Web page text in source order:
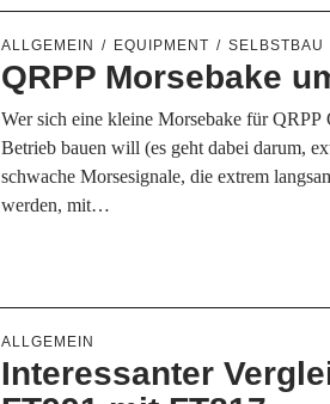
ALLGEMEIN EQUIPMENT SELBSTBAU
QRPP Morsebake
Wer sich eine kleine Morsebake für QRPP
Betrieb bauen will (es geht dabei darum,
schwache Morsesignale, die extrem
werden, mit…
ALLGEMEIN
Interessanter